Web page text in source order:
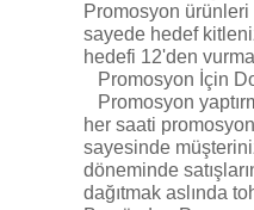
Promosyon
sayede hedef
hedefi 12'den
Promosyon İçin
Promosyon
her saati
sayesinde
döneminde
dağıtmak aslında